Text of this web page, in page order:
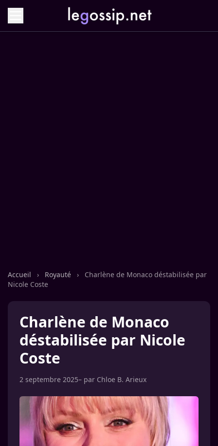
Accueil › Royauté ›
Charlène de Monaco déstabilisée par
Nicole Coste
Charlène de Monaco
déstabilisée par Nicole
Coste
2 septembre 2025– par Chloe B. Arieux